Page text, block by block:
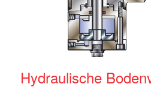
Hydraulische